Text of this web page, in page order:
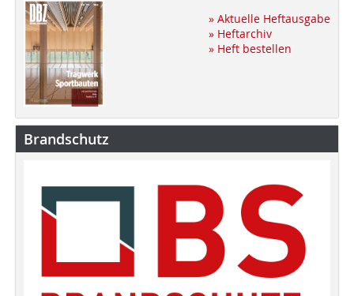
» Aktuelle Heftausgabe
» Heftarchiv
» Heft bestellen
Brandschutz